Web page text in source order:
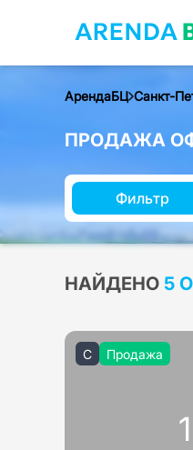
АрендаБЦ Санкт-
ПРОДАЖА
Фильтр
НАЙДЕНО 5
C Продажа